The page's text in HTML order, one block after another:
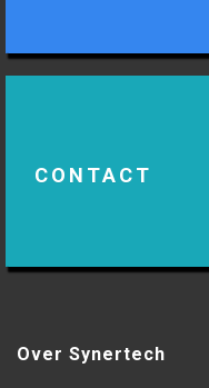
CONTACT
Over Synertech